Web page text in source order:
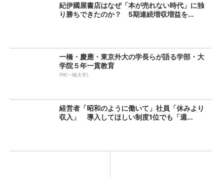
紀伊國屋書店はなぜ「本が売れない時代」に独
り勝ちできたのか？ 5期連続増収増益を...
一橋・慶應・東京外大の学長らが語る学部・大
学院５年一貫教育
PR(一橋大学)
経営者「昭和のように働いて」社員「休みより
収入」 導入してほしい制度1位でも「週...